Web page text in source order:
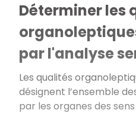
Déterminer les
par l'analyse
Les qualités
désignent l’ensemble
par les organes des